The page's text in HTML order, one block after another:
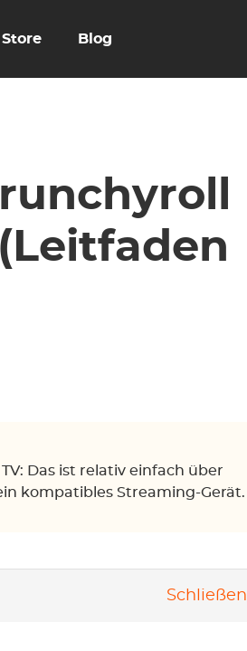
Store Blog
Das ist relativ einfach über
kompatibles Streaming-Gerät.
Schließen